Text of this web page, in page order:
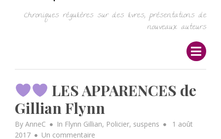
Chroniques régulières sur des livres, présentations de
nouveaux auteurs
LES APPARENCES de
Gillian Flynn
By AnneC In Flynn Gillian, Policier, suspens
Posted
1 août
2017
Un commentaire